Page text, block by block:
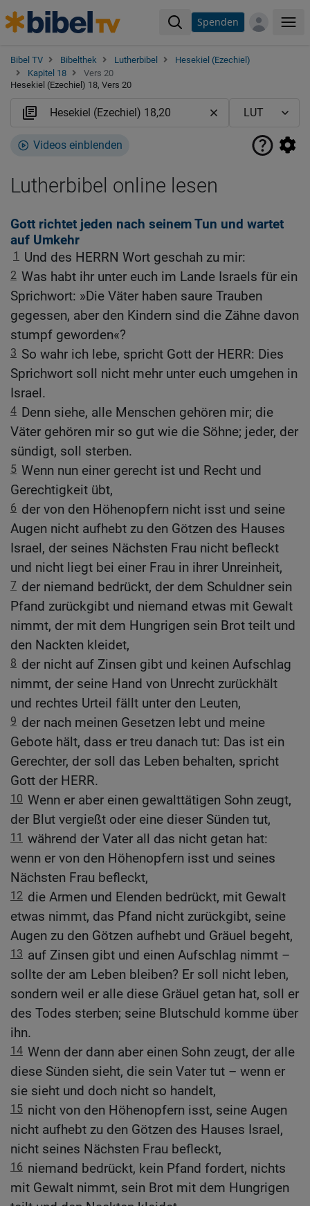
Spenden
Bibel TV Bibelthek Lutherbibel
Hesekiel (Ezechiel)
Kapitel 18
Vers 20
Hesekiel (Ezechiel) 18, Vers 20
Videos einblenden
Lutherbibel online lesen
Gott richtet jeden nach seinem Tun und wartet
auf Umkehr
1 Und des HERRN Wort geschah zu mir:
2 Was habt ihr unter euch im Lande Israels für ein
Sprichwort: »Die Väter haben saure Trauben
gegessen, aber den Kindern sind die Zähne davon
stumpf geworden«?
3 So wahr ich lebe, spricht Gott der HERR: Dies
Sprichwort soll nicht mehr unter euch umgehen in
Israel.
4 Denn siehe, alle Menschen gehören mir; die
Väter gehören mir so gut wie die Söhne; jeder, der
sündigt, soll sterben.
5 Wenn nun einer gerecht ist und Recht und
Gerechtigkeit übt,
6 der von den Höhenopfern nicht isst und seine
Augen nicht aufhebt zu den Götzen des Hauses
Israel, der seines Nächsten Frau nicht befleckt
und nicht liegt bei einer Frau in ihrer Unreinheit,
7 der niemand bedrückt, der dem Schuldner sein
Pfand zurückgibt und niemand etwas mit Gewalt
nimmt, der mit dem Hungrigen sein Brot teilt und
den Nackten kleidet,
8 der nicht auf Zinsen gibt und keinen Aufschlag
nimmt, der seine Hand von Unrecht zurückhält
und rechtes Urteil fällt unter den Leuten,
9 der nach meinen Gesetzen lebt und meine
Gebote hält, dass er treu danach tut: Das ist ein
Gerechter, der soll das Leben behalten, spricht
Gott der HERR.
10 Wenn er aber einen gewalttätigen Sohn zeugt,
der Blut vergießt oder eine dieser Sünden tut,
11 während der Vater all das nicht getan hat:
wenn er von den Höhenopfern isst und seines
Nächsten Frau befleckt,
12 die Armen und Elenden bedrückt, mit Gewalt
etwas nimmt, das Pfand nicht zurückgibt, seine
Augen zu den Götzen aufhebt und Gräuel begeht,
13 auf Zinsen gibt und einen Aufschlag nimmt –
sollte der am Leben bleiben? Er soll nicht leben,
sondern weil er alle diese Gräuel getan hat, soll er
des Todes sterben; seine Blutschuld komme über
ihn.
14 Wenn der dann aber einen Sohn zeugt, der alle
diese Sünden sieht, die sein Vater tut – wenn er
sie sieht und doch nicht so handelt,
15 nicht von den Höhenopfern isst, seine Augen
nicht aufhebt zu den Götzen des Hauses Israel,
nicht seines Nächsten Frau befleckt,
16 niemand bedrückt, kein Pfand fordert, nichts
mit Gewalt nimmt, sein Brot mit dem Hungrigen